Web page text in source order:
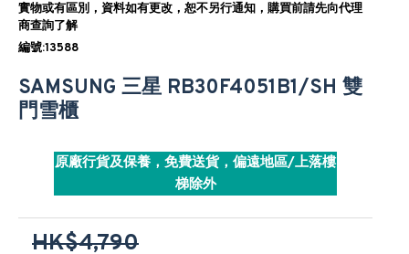
實物或有區別，資料如有更改，恕不另行通知，購買前請先向代理
商查詢了解
編號:13588
SAMSUNG 三星 RB30F4051B1/SH 雙
門雪櫃
原廠行貨及保養，免費送貨，偏遠地區/上落樓
梯除外
HK$4,790